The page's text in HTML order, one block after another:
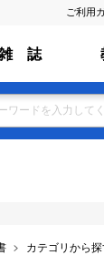
ご利用
誌
カテゴリから